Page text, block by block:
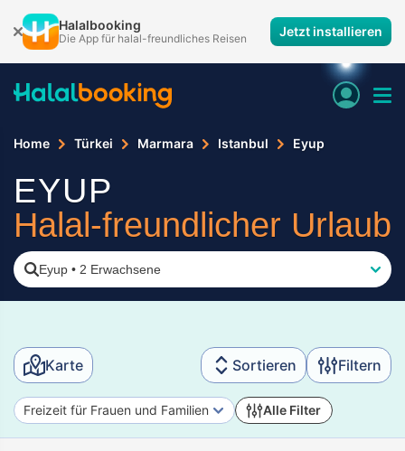
Halalbooking
Die App für halal-freundliches Reisen Jetzt installieren
Home Türkei Marmara Istanbul Eyup
EYUP
Halal-freundlicher Urlaub
Eyup • 2 Erwachsene
Karte Sortieren Filtern
Freizeit für Frauen und Familien Alle Filter